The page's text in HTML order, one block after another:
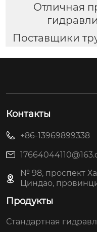
Отличная
Поставщики
Контакты
+86-13969899338
№ 98, проспект
Циндао,
Продукты
Стандартная